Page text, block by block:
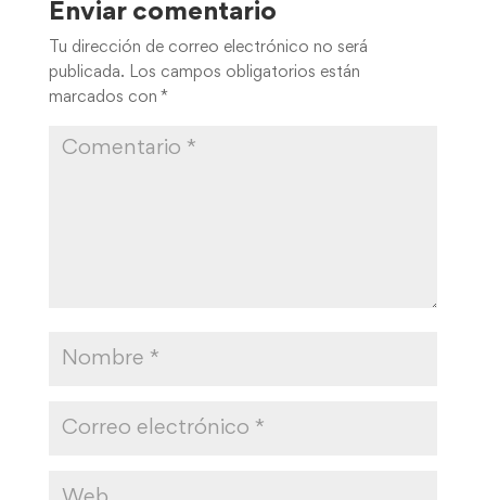
Enviar comentario
Tu dirección de correo electrónico no será
publicada. Los campos obligatorios están
marcados con *